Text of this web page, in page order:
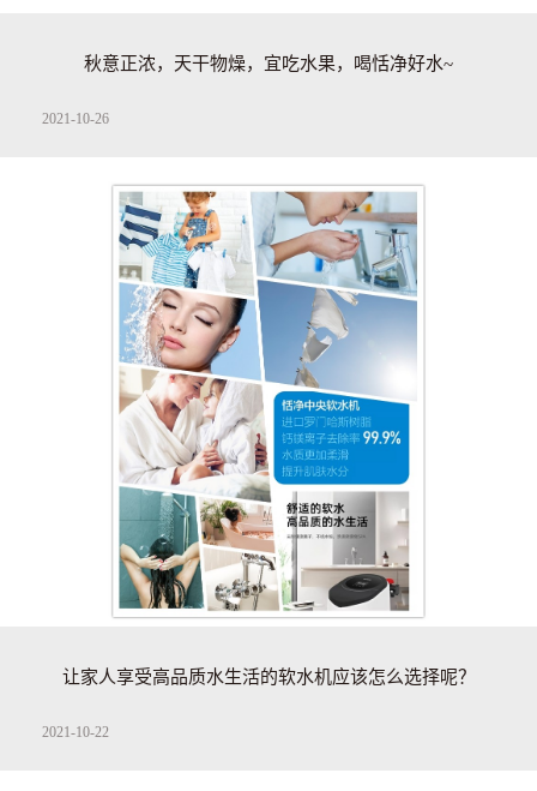
秋意正浓，天干物燥，宜吃水果，喝恬净好水~
2021-10-26
让家人享受高品质水生活的软水机应该怎么选择呢？
2021-10-22